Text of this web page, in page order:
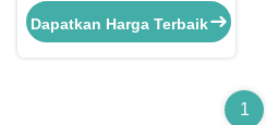
Eyebrow Clicker
Dapatkan Harga Terbaik
1